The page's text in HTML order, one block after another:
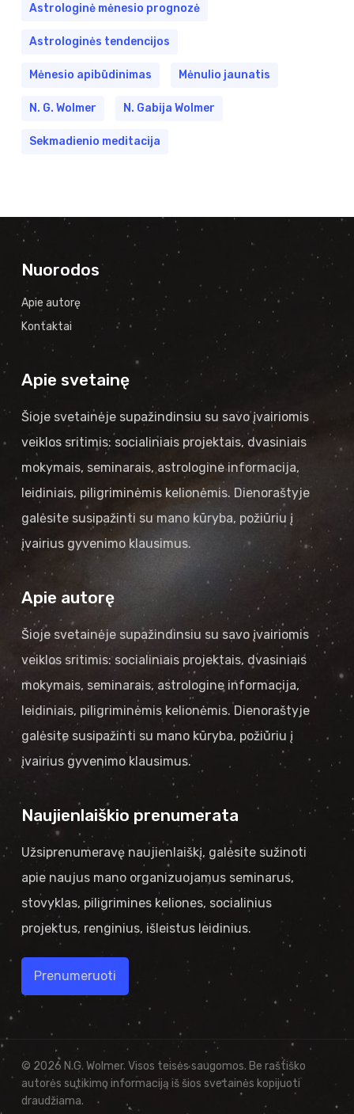
Astrologinė mėnesio prognozė
Astrologinės tendencijos
Mėnesio apibūdinimas Mėnulio jaunatis
N. G. Wolmer N. Gabija Wolmer
Sekmadienio meditacija
Nuorodos
Apie autorę
Kontaktai
Apie svetainę
Šioje svetainėje supažindinsiu su savo įvairiomis
veiklos sritimis: socialiniais projektais, dvasiniais
mokymais, seminarais, astrologine informacija,
leidiniais, piligriminėmis kelionėmis. Dienoraštyje
galėsite susipažinti su mano kūryba, požiūriu į
įvairius gyvenimo klausimus.
Apie autorę
Šioje svetainėje supažindinsiu su savo įvairiomis
veiklos sritimis: socialiniais projektais, dvasiniais
mokymais, seminarais, astrologine informacija,
leidiniais, piligriminėmis kelionėmis. Dienoraštyje
galėsite susipažinti su mano kūryba, požiūriu į
įvairius gyvenimo klausimus.
Naujienlaiškio prenumerata
Užsiprenumeravę naujienlaiškį, galėsite sužinoti
apie naujus mano organizuojamus seminarus,
stovyklas, piligrimines keliones, socialinius
projektus, renginius, išleistus leidinius.
Prenumeruoti
© 2026 N.G. Wolmer. Visos teisės saugomos. Be raštiško
autorės sutikimo informaciją iš šios svetainės kopijuoti
draudžiama.